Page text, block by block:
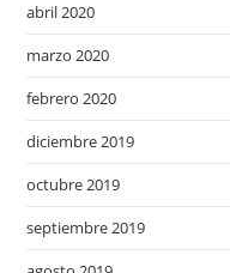
abril 2020
marzo 2020
febrero 2020
diciembre 2019
octubre 2019
septiembre 2019